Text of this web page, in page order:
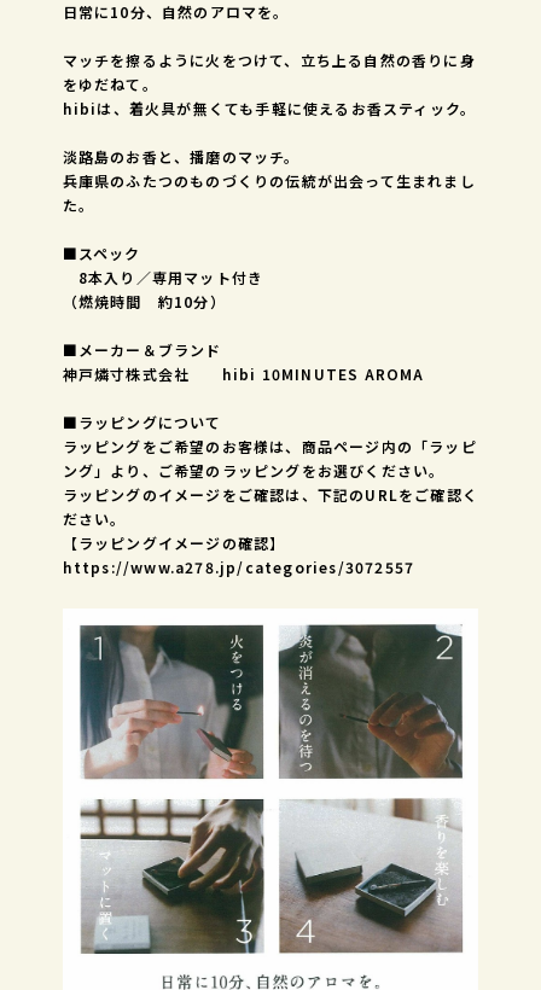
日常に10分、自然のアロマを。
マッチを擦るように火をつけて、立ち上る自然の香りに身
をゆだねて。
hibiは、着火具が無くても手軽に使えるお香スティック。
淡路島のお香と、播磨のマッチ。
兵庫県のふたつのものづくりの伝統が出会って生まれまし
た。
■スペック
8本入り／専用マット付き
（燃焼時間 約10分）
■メーカー＆ブランド
神戸燐寸株式会社 hibi 10MINUTES AROMA
■ラッピングについて
ラッピングをご希望のお客様は、商品ページ内の「ラッピ
ング」より、ご希望のラッピングをお選びください。
ラッピングのイメージをご確認は、下記のURLをご確認く
ださい。
【ラッピングイメージの確認】
https://www.a278.jp/categories/3072557